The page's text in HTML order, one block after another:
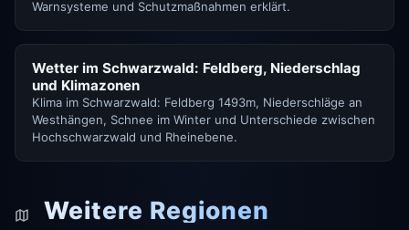
Warnsysteme und Schutzmaßnahmen erklärt.
Wetter im Schwarzwald: Feldberg, Niederschlag
und Klimazonen
Klima im Schwarzwald: Feldberg 1493m, Niederschläge an
Westhängen, Schnee im Winter und Unterschiede zwischen
Hochschwarzwald und Rheinebene.
Weitere Regionen